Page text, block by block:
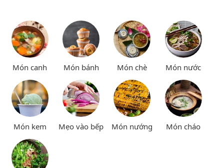
Món canh Món bánh Món chè Món nước
Món kem Mẹo vào bếp Món nướng Món cháo